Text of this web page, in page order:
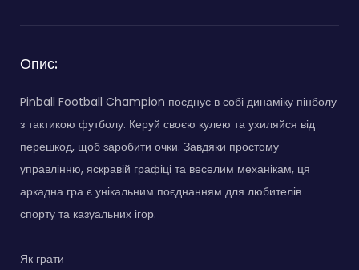
Опис:
Pinball Football Champion поєднує в собі динаміку пінболу
з тактикою футболу. Керуй своєю кулею та ухиляйся від
перешкод, щоб заробити очки. Завдяки простому
управлінню, яскравій графіці та веселим механікам, ця
аркадна гра є унікальним поєднанням для любителів
спорту та казуальних ігор.
Як грати